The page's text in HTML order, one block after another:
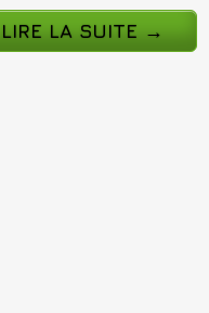
LIRE LA SUITE →